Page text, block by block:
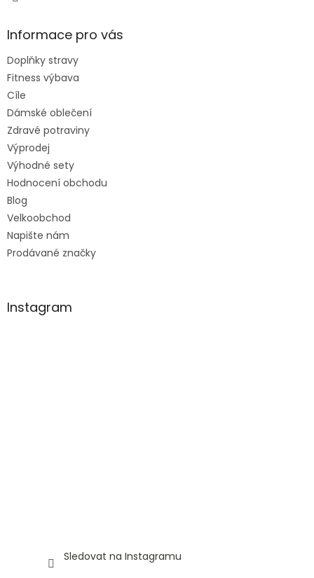
Informace pro vás
Doplňky stravy
Fitness výbava
Cíle
Dámské oblečení
Zdravé potraviny
Výprodej
Výhodné sety
Hodnocení obchodu
Blog
Velkoobchod
Napište nám
Prodávané značky
Instagram
Sledovat na Instagramu